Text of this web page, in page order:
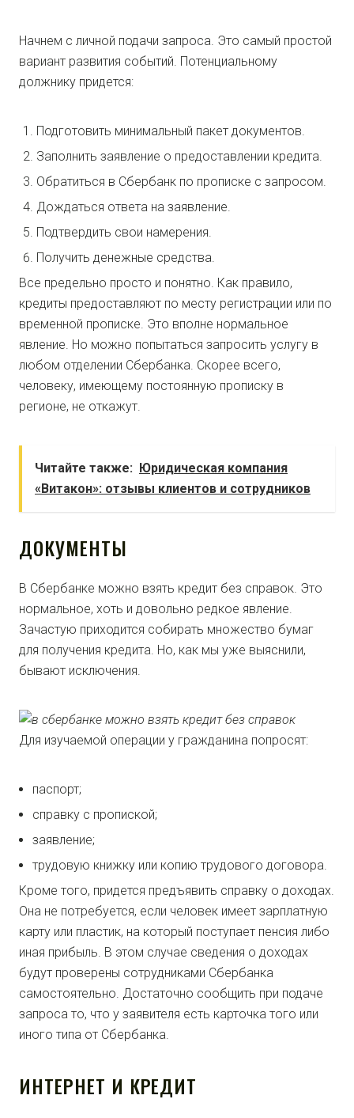
Начнем с личной подачи запроса. Это самый простой
вариант развития событий. Потенциальному
должнику придется:
Подготовить минимальный пакет документов.
Заполнить заявление о предоставлении кредита.
Обратиться в Сбербанк по прописке с запросом.
Дождаться ответа на заявление.
Подтвердить свои намерения.
Получить денежные средства.
Все предельно просто и понятно. Как правило,
кредиты предоставляют по месту регистрации или по
временной прописке. Это вполне нормальное
явление. Но можно попытаться запросить услугу в
любом отделении Сбербанка. Скорее всего,
человеку, имеющему постоянную прописку в
регионе, не откажут.
Читайте также: Юридическая компания
«Витакон»: отзывы клиентов и сотрудников
ДОКУМЕНТЫ
В Сбербанке можно взять кредит без справок. Это
нормальное, хоть и довольно редкое явление.
Зачастую приходится собирать множество бумаг
для получения кредита. Но, как мы уже выяснили,
бывают исключения.
Для изучаемой операции у гражданина попросят:
паспорт;
справку с пропиской;
заявление;
трудовую книжку или копию трудового договора.
Кроме того, придется предъявить справку о доходах.
Она не потребуется, если человек имеет зарплатную
карту или пластик, на который поступает пенсия либо
иная прибыль. В этом случае сведения о доходах
будут проверены сотрудниками Сбербанка
самостоятельно. Достаточно сообщить при подаче
запроса то, что у заявителя есть карточка того или
иного типа от Сбербанка.
ИНТЕРНЕТ И КРЕДИТ